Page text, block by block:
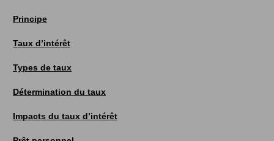
Principe
Taux d’intérêt
Types de taux
Détermination du taux
Impacts du taux d’intérêt